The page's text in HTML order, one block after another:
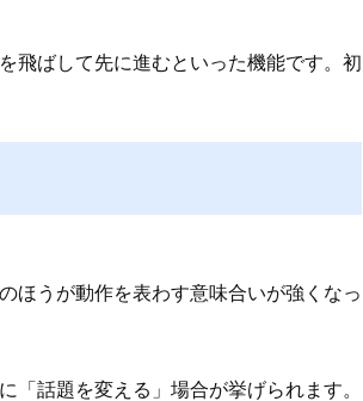
飛ばして先に進むといった機能です。初
ほうが動作を表わす意味合いが強くなっ
「話題を変える」場合が挙げられます。